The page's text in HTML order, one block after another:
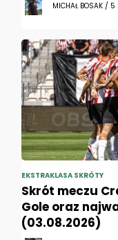
MICHAŁ BOSAK /
EKSTRAKLASA SKRÓTY
Skrót meczu
Gole oraz
(03.08.2026)